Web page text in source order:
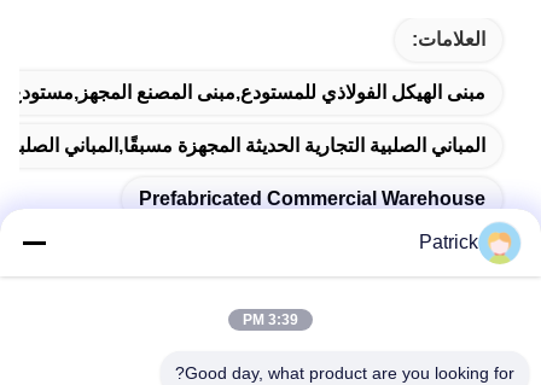
العلامات:
مبنى الهيكل الفولاذي للمستودع,مبنى المصنع
المباني الصلبية التجارية الحديثة المجهزة مسبقًا,المباني
Prefabricated Commercial Warehouse
Patrick
3:39 PM
Good day, what product are you looking for?